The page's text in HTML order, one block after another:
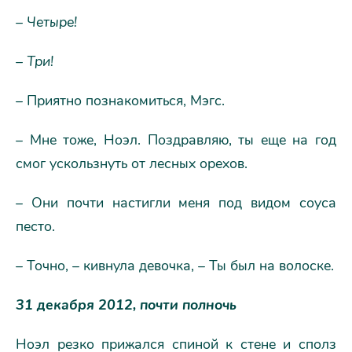
– Четыре!
– Три!
– Приятно познакомиться, Мэгс.
– Мне тоже, Ноэл. Поздравляю, ты еще на год
смог ускользнуть от лесных орехов.
– Они почти настигли меня под видом соуса
песто.
– Точно, – кивнула девочка, – Ты был на волоске.
31 декабря 2012, почти полночь
Ноэл резко прижался спиной к стене и сполз